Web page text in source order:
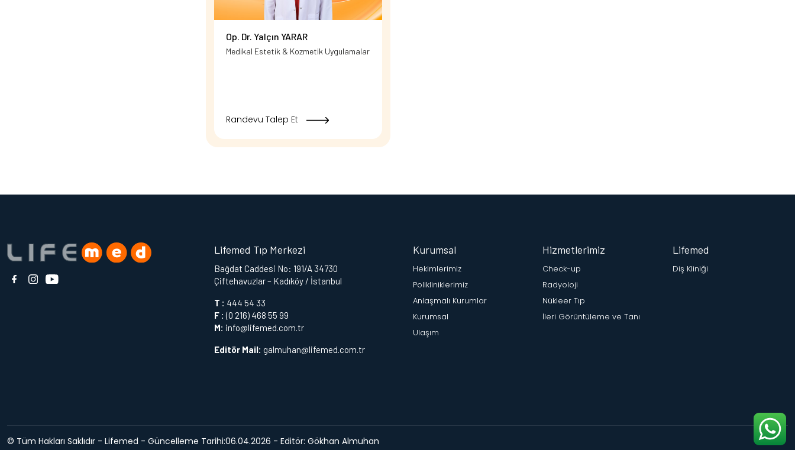
Op. Dr. Yalçın YARAR
Medikal Estetik & Kozmetik Uygulamalar
Randevu Talep Et
Lifemed Tıp Merkezi
Bağdat Caddesi No: 191/A 34730
Çiftehavuzlar – Kadıköy / İstanbul
T : 444 54 33
F : (0 216) 468 55 99
M: info@lifemed.com.tr
Editör Mail: galmuhan@lifemed.com.tr
Kurumsal
Hekimlerimiz
Polikliniklerimiz
Anlaşmalı Kurumlar
Kurumsal
Ulaşım
Hizmetlerimiz
Check-up
Radyoloji
Nükleer Tıp
İleri Görüntüleme ve Tanı
Lifemed
Diş Kliniği
© Tüm Hakları Saklıdır - Lifemed - Güncelleme Tarihi:06.04.2026 - Editör: Gökhan Almuhan